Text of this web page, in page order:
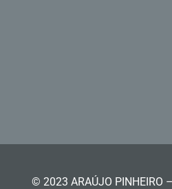
© 2023 ARAÚJO PINHEIRO